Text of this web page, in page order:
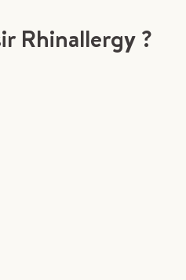
Rhinallergy ?